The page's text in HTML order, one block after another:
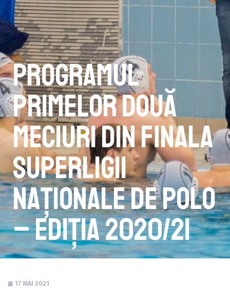
Programul
primelor două
meciuri din finala
Superligii
Naționale de polo
– ediția 2020/21
17 MAI 2021